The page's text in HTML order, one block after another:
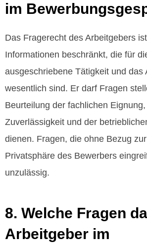
im
Das Fragerecht des Arbeitgebers
Informationen beschränkt, die für
ausgeschriebene Tätigkeit und das
wesentlich sind. Er darf Fragen
Beurteilung der fachlichen
Zuverlässigkeit und der
dienen. Fragen, die ohne Bezug
Privatsphäre des Bewerbers
unzulässig.
8. Welche Fragen
Arbeitgeber im